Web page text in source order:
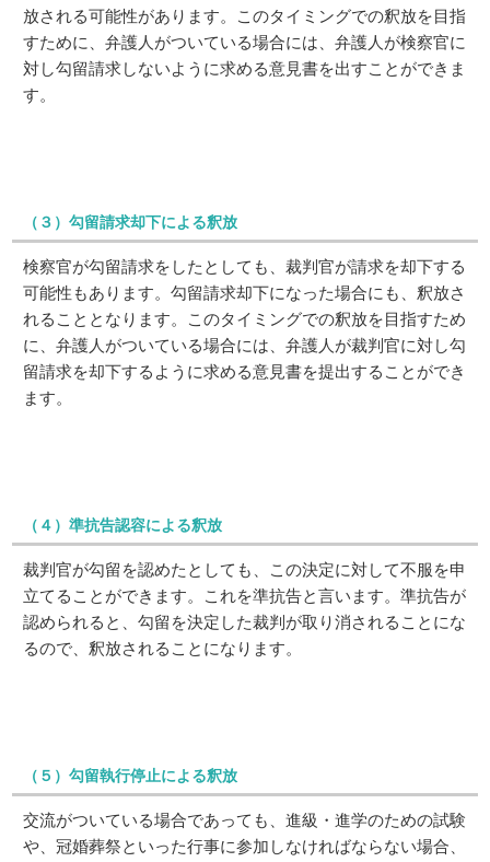
放される可能性があります。このタイミングでの釈放を目指
すために、弁護人がついている場合には、弁護人が検察官に
対し勾留請求しないように求める意見書を出すことができま
す。
（３）勾留請求却下による釈放
検察官が勾留請求をしたとしても、裁判官が請求を却下する
可能性もあります。勾留請求却下になった場合にも、釈放さ
れることとなります。このタイミングでの釈放を目指すため
に、弁護人がついている場合には、弁護人が裁判官に対し勾
留請求を却下するように求める意見書を提出することができ
ます。
（４）準抗告認容による釈放
裁判官が勾留を認めたとしても、この決定に対して不服を申
立てることができます。これを準抗告と言います。準抗告が
認められると、勾留を決定した裁判が取り消されることにな
るので、釈放されることになります。
（５）勾留執行停止による釈放
交流がついている場合であっても、進級・進学のための試験
や、冠婚葬祭といった行事に参加しなければならない場合、